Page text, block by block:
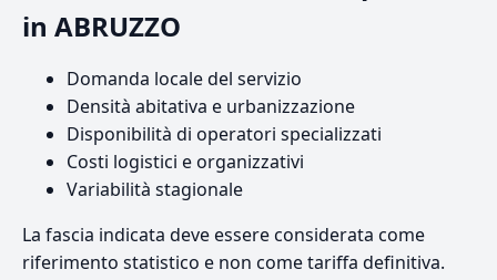
in ABRUZZO
Domanda locale del servizio
Densità abitativa e urbanizzazione
Disponibilità di operatori specializzati
Costi logistici e organizzativi
Variabilità stagionale
La fascia indicata deve essere considerata come
riferimento statistico e non come tariffa definitiva.